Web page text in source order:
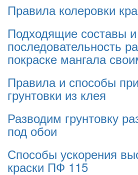
Правила колеровки
Подходящие составы и
последовательность
покраске мангала
Правила и способы
грунтовки из клея
Разводим грунтовку
под обои
Способы ускорения
краски ПФ 115